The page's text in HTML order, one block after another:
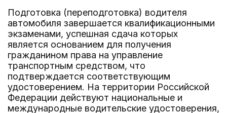
Подготовка (переподготовка) водителя
автомобиля завершается квалификационными
экзаменами, успешная сдача которых
является основанием для получения
гражданином права на управление
транспортным средством, что
подтверждается соответствующим
удостоверением. На территории Российской
Федерации действуют национальные и
международные водительские удостоверения,